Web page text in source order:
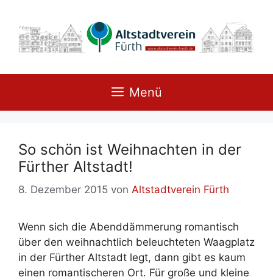
springen
Menü
So schön ist Weih­nach­ten in der
Für­ther Alt­stadt!
8. Dezember 2015 von Altstadtverein Fürth
Wenn sich die Abend­däm­me­rung ro­man­tisch
über den weih­nacht­lich be­leuch­te­ten Waag­platz
in der Für­ther Alt­stadt legt, dann gibt es kaum
ei­nen ro­man­ti­sche­ren Ort. Für gro­ße und klei­ne